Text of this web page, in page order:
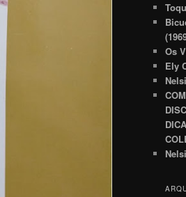
Os
Ely